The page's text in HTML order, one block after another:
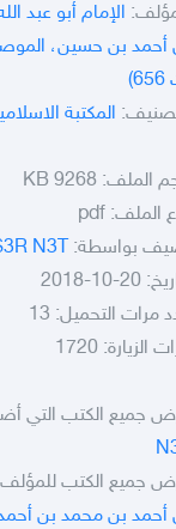
الإمام أبو عبد
أحمد بن حسين،
المكتبة
الملف: 9268 KB
الملف: pdf
بواسطة: N3T
20-10-2018
مرات التحميل: 13
الزيارة: 1720
جميع الكتب التي
جميع الكتب
أحمد بن محمد بن